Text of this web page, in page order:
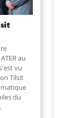
au
vu
Tilsit
du